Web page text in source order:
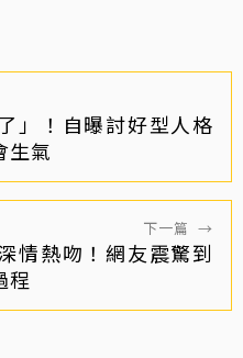
」！自曝討好型人格
生氣
下一篇 →
情熱吻！網友震驚到
程